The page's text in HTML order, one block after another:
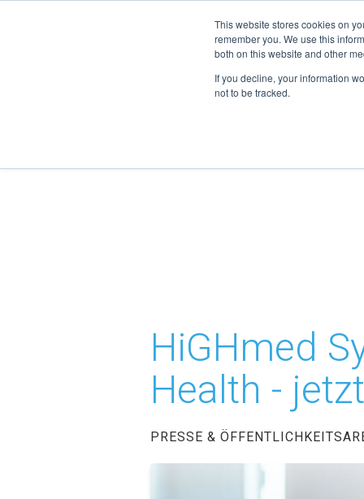
This website stores cookies on
remember you. We use this
both on this website and other
If you decline, your information
not to be tracked.
HiGHmed
Health -
PRESSE &